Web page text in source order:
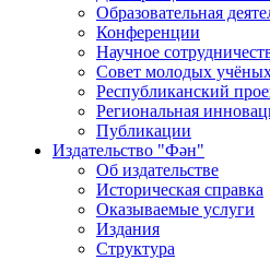
Образовательная
Конференции
Научное
Совет молодых
Республиканский
Региональная
Публикации
Издательство "Фән"
Об издательстве
Историческая справка
Оказываемые услуги
Издания
Структура